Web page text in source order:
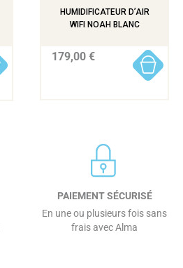
HUMIDIFICATEUR D’AIR
WIFI NOAH BLANC
179,00 €
PAIEMENT SÉCURISÉ
En une ou plusieurs fois sans
frais avec Alma